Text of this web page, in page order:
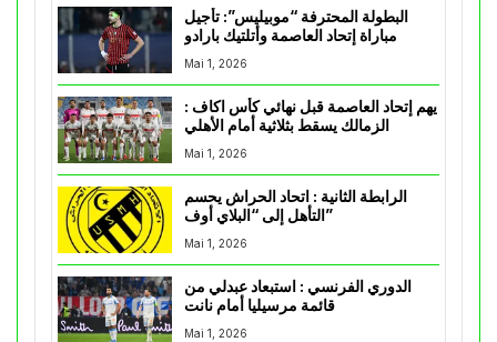
البطولة المحترفة “موبيليس”: تأجيل
مباراة إتحاد العاصمة وأتلتيك بارادو
Mai 1, 2026
يهم إتحاد العاصمة قبل نهائي كأس اكاف :
Mai 1, 2026
الرابطة الثانية : اتحاد الحراش يحسم
التأهل إلى “البلاي أوف”
Mai 1, 2026
الدوري الفرنسي : استبعاد عبدلي من
قائمة مرسيليا أمام نانت
Mai 1, 2026